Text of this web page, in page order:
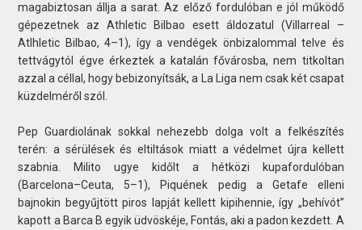
magabiztosan állja a sarat. Az előző fordulóban e jól működő
gépezetnek az Athletic Bilbao esett áldozatul (Villarreal –
Atlhletic Bilbao, 4–1), így a vendégek önbizalommal telve és
tettvágytól égve érkeztek a katalán fővárosba, nem titkoltan
azzal a céllal, hogy bebizonyítsák, a La Liga nem csak két csapat
küzdelméről szól.
Pep Guardiolának sokkal nehezebb dolga volt a felkészítés
terén: a sérülések és eltiltások miatt a védelmet újra kellett
szabnia. Milito ugye kidőlt a hétközi kupafordulóban
(Barcelona–Ceuta, 5–1), Piquének pedig a Getafe elleni
bajnokin begyűjtött piros lapját kellett kipihennie, így „behívót”
kapott a Barca B egyik üdvöskéje, Fontás, aki a padon kezdett. A